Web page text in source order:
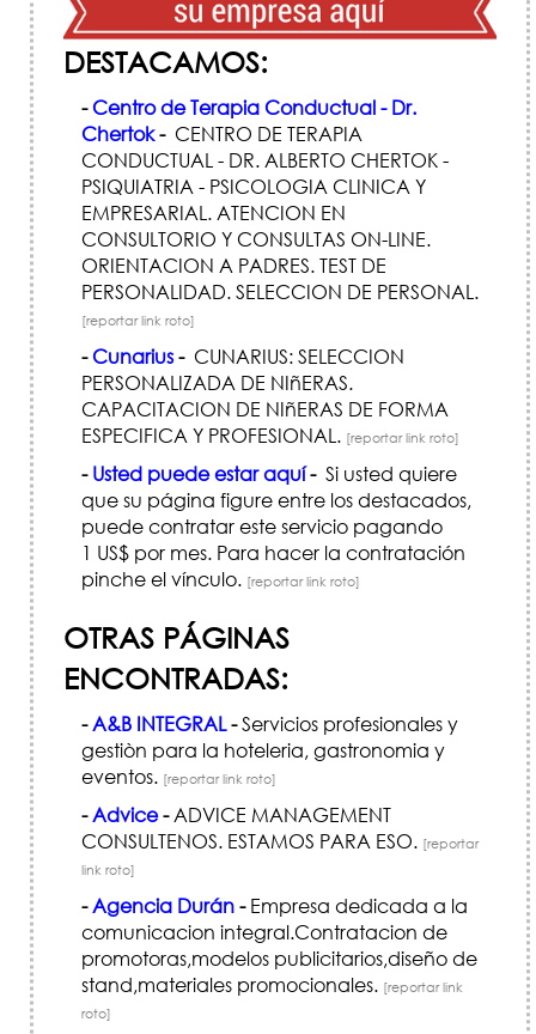
DESTACAMOS:
-Centro de Terapia Conductual - Dr.
Chertok-CENTRO DE TERAPIA
CONDUCTUAL - DR. ALBERTO CHERTOK -
PSIQUIATRIA - PSICOLOGIA CLINICA Y
EMPRESARIAL. ATENCION EN
CONSULTORIO Y CONSULTAS ON-LINE.
ORIENTACION A PADRES. TEST DE
PERSONALIDAD. SELECCION DE PERSONAL.
[reportar link roto]
-Cunarius-CUNARIUS: SELECCION
PERSONALIZADA DE NIñERAS.
CAPACITACION DE NIñERAS DE FORMA
ESPECIFICA Y PROFESIONAL. [reportar link roto]
- Usted puede estar aquí-Si usted quiere
que su página figure entre los destacados,
puede contratar este servicio pagando
1 US$ por mes. Para hacer la contratación
pinche el vínculo. [reportar link roto]
OTRAS PÁGINAS
ENCONTRADAS:
-A&B INTEGRAL-Servicios profesionales y
gestiòn para la hoteleria, gastronomia y
eventos. [reportar link roto]
-Advice-ADVICE MANAGEMENT
CONSULTENOS. ESTAMOS PARA ESO. [reportar
link roto]
-Agencia Durán-Empresa dedicada a la
comunicacion integral.Contratacion de
promotoras,modelos publicitarios,diseño de
stand,materiales promocionales. [reportar link
roto]